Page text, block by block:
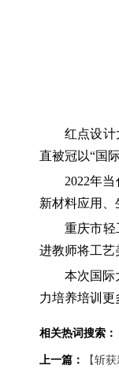
红点设计
直被冠以“国
2022年
新材料应用、
重庆市轻
进教师将工艺
本次国际
力培养培训
相关热词搜索：
上一篇：
【斩